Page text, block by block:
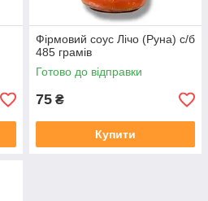
Фірмовий соус Лічо (Руна) с/б
485 грамів
Готово до відправки
75 ₴
Купити